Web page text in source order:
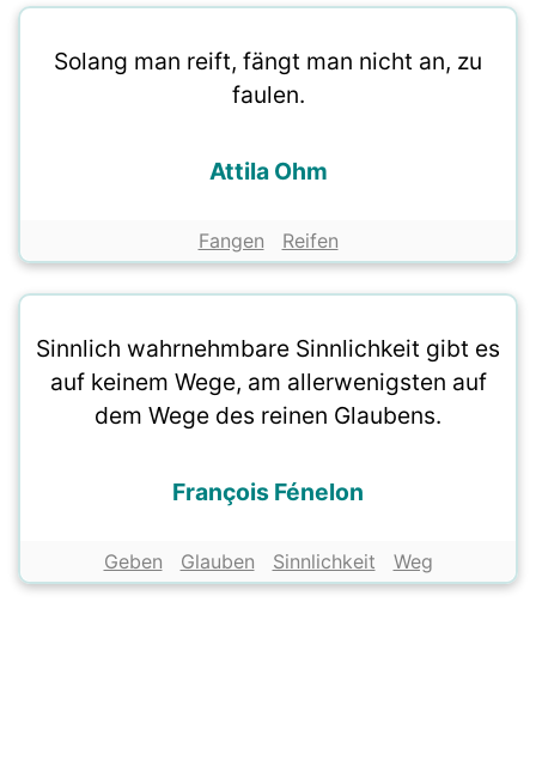
Solang man reift, fängt man nicht an, zu
faulen.
Attila Ohm
Fangen Reifen
Sinnlich wahrnehmbare Sinnlichkeit gibt es
auf keinem Wege, am allerwenigsten auf
dem Wege des reinen Glaubens.
François Fénelon
Geben Glauben Sinnlichkeit Weg